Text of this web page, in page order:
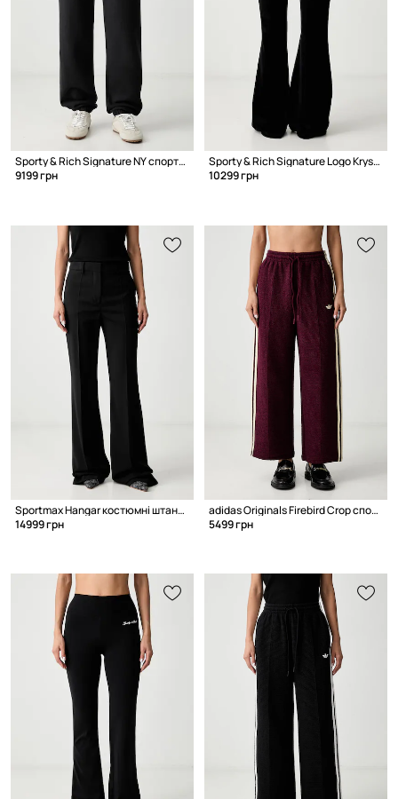
Sporty & Rich Signature NY спортивні штани бавовняні жіночі
9199 грн
Sporty & Rich Signature Logo Krystal спортивні штани бавовняні жіночі
10299 грн
Sportmax Hangar костюмні штани вовняні жіночі
14999 грн
adidas Originals Firebird Crop спортивні штани жіночі
5499 грн